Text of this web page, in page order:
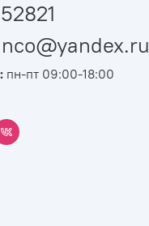
пн-пт 09:00-18:00